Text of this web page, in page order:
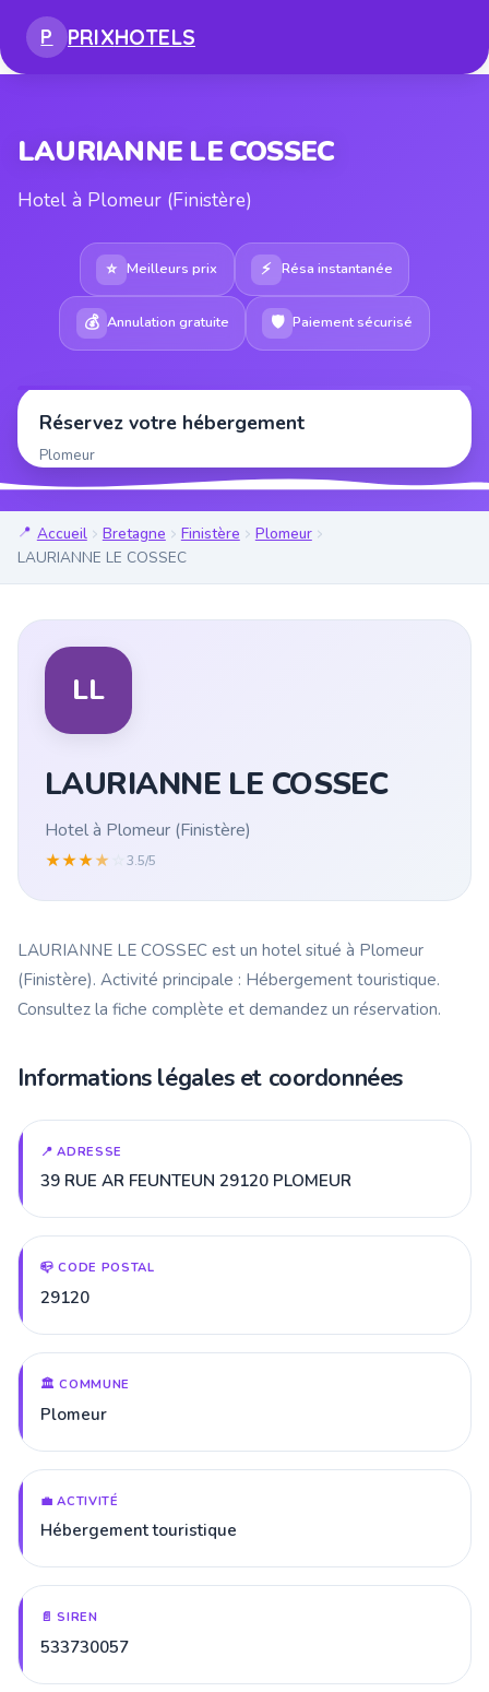
P PRIXHOTELS
LAURIANNE LE COSSEC
Hotel à Plomeur (Finistère)
⭐ Meilleurs prix ⚡ Résa instantanée
💰 Annulation gratuite 🛡 Paiement sécurisé
Réservez votre hébergement
Plomeur
Accueil Bretagne Finistère
Plomeur
LAURIANNE LE COSSEC
LL
LAURIANNE LE COSSEC
Hotel à Plomeur (Finistère)
★★★★ 3.5/5
LAURIANNE LE COSSEC est un hotel situé à Plomeur
(Finistère). Activité principale : Hébergement touristique.
Consultez la fiche complète et demandez un réservation.
Informations légales et coordonnées
📍 ADRESSE
39 RUE AR FEUNTEUN 29120 PLOMEUR
📪 CODE POSTAL
29120
🏛️ COMMUNE
Plomeur
💼 ACTIVITÉ
Hébergement touristique
📄 SIREN
533730057